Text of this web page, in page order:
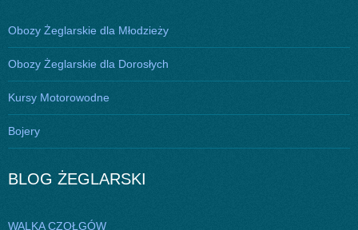
Obozy Żeglarskie dla Młodzieży
Obozy Żeglarskie dla Dorosłych
Kursy Motorowodne
Bojery
BLOG ŻEGLARSKI
WALKA CZOŁGÓW